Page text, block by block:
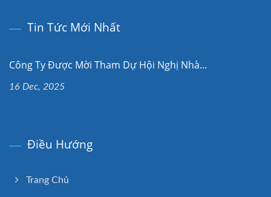
Tin Tức Mới Nhất
Công Ty Được Mời Tham Dự Hội Nghị Nhà...
16 Dec, 2025
Điều Hướng
Trang Chủ